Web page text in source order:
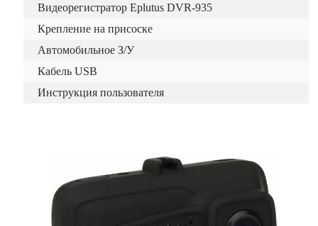
Видеорегистратор Eplutus DVR-935
Крепление на присоске
Автомобильное З/У
Кабель USB
Инструкция пользователя